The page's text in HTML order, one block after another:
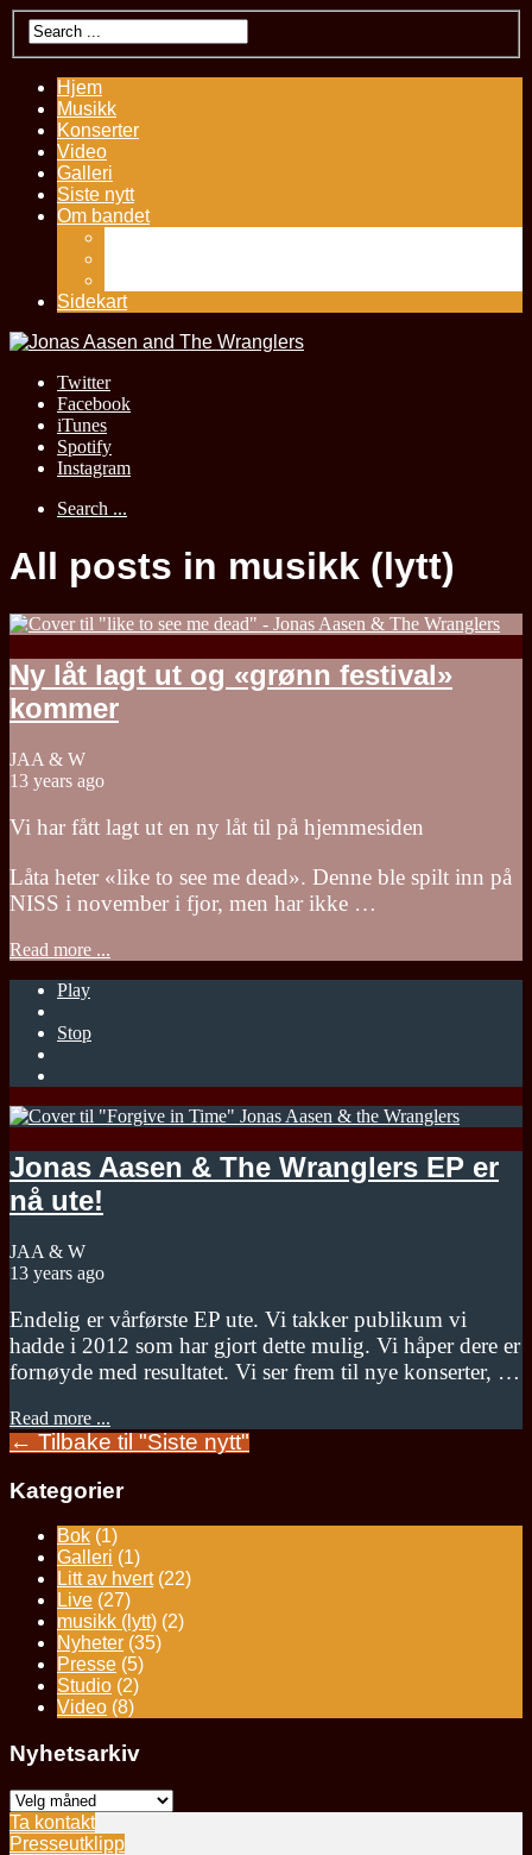
Hjem
Musikk
Konserter
Video
Galleri
Siste nytt
Om bandet
Sidekart
Twitter
Facebook
iTunes
Spotify
Instagram
Search ...
All posts in musikk (lytt)
Ny låt lagt ut og «grønn festival»
kommer
JAA & W
13 years ago
Vi har fått lagt ut en ny låt til på hjemmesiden
Låta heter «like to see me dead». Denne ble spilt inn på
NISS i november i fjor, men har ikke …
Read more ...
Play
Stop
Jonas Aasen & The Wranglers EP er
nå ute!
JAA & W
13 years ago
Endelig er vårførste EP ute. Vi takker publikum vi
hadde i 2012 som har gjort dette mulig. Vi håper dere er
fornøyde med resultatet. Vi ser frem til nye konserter, …
Read more ...
← Tilbake til "Siste nytt"
Kategorier
Bok (1)
Galleri (1)
Litt av hvert(22)
Live (27)
musikk (lytt) (2)
Nyheter (35)
Presse (5)
Studio (2)
Video (8)
Nyhetsarkiv
Nyhetsarkiv
Ta kontakt
Presseutklipp